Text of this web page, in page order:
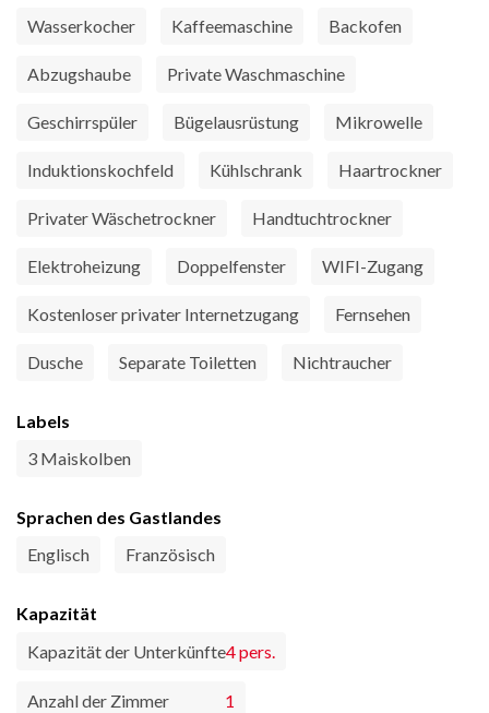
Wasserkocher Kaffeemaschine Backofen
Abzugshaube Private Waschmaschine
Geschirrspüler Bügelausrüstung Mikrowelle
Induktionskochfeld Kühlschrank Haartrockner
Privater Wäschetrockner Handtuchtrockner
Elektroheizung Doppelfenster WIFI-Zugang
Kostenloser privater Internetzugang Fernsehen
Dusche Separate Toiletten Nichtraucher
Labels
3 Maiskolben
Sprachen des Gastlandes
Englisch
Französisch
Kapazität
Kapazität der Unterkünfte4 pers.
Anzahl der Zimmer 1